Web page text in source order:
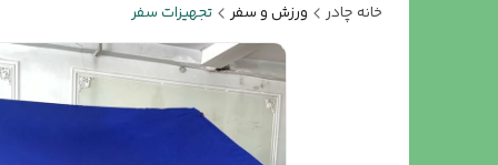
خانه چادر ورزش و سفر تجهیزات سفر